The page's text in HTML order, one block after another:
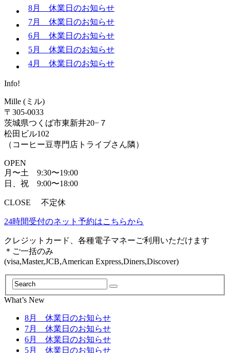
8月 休業日のお知らせ
7月 休業日のお知らせ
6月 休業日のお知らせ
5月 休業日のお知らせ
4月 休業日のお知らせ
Info!
Mille (ミル)
〒305-0033
茨城県つくば市東新井20−７
松田ビル102
（コーヒー豆専門店トライブさん隣）
OPEN
月〜土 9:30〜19:00
日、祝 9:00〜18:00
CLOSE 不定休
24時間受付のネット予約はこちらから
クレジットカード、各種電子マネーご利用いただけます
＊ご一括のみ
(visa,Master,JCB,American Express,Diners,Discover)
What’s New
8月 休業日のお知らせ
7月 休業日のお知らせ
6月 休業日のお知らせ
5月 休業日のお知らせ